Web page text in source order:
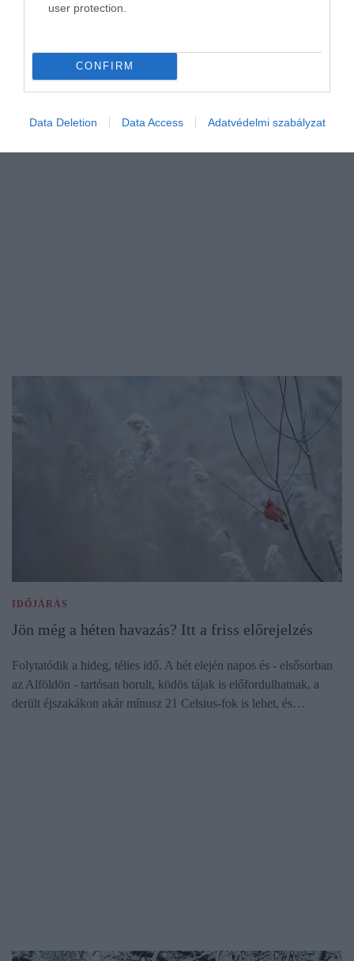
user protection.
CONFIRM
Data Deletion Data Access Adatvédelmi szabályzat
Ez vár ránk a kemény fagyok után
Jellemzően borult, párás, többfelé ködös idő várható a jövő héten
szél olykor élénk, erős lesz. A hőmérséklet csúcsértéke 5-10…
IDŐJÁRÁS
Jön még a héten havazás? Itt a friss előrejelzés
Folytatódik a hideg, télies idő. A hét elején napos és - elsősorban
az Alföldön - tartósan borult, ködös tájak is előfordulhatnak, a
derült éjszakákon akár mínusz 21 Celsius-fok is lehet, és…